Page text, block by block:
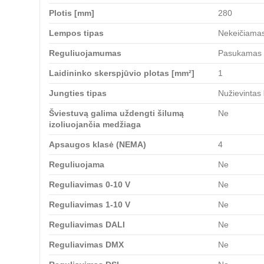
Plotis [mm] 280
Lempos tipas
Reguliuojamumas Pasukamas
Laidininko skerspjūvio plotas [mm²] 1
Jungties tipas Nužievintas
Šviestuvą galima uždengti šilumą
izoliuojančia medžiaga
Ne
Apsaugos klasė (NEMA) 4
Reguliuojama Ne
Reguliavimas 0-10 V Ne
Reguliavimas 1-10 V Ne
Reguliavimas DALI Ne
Reguliavimas DMX Ne